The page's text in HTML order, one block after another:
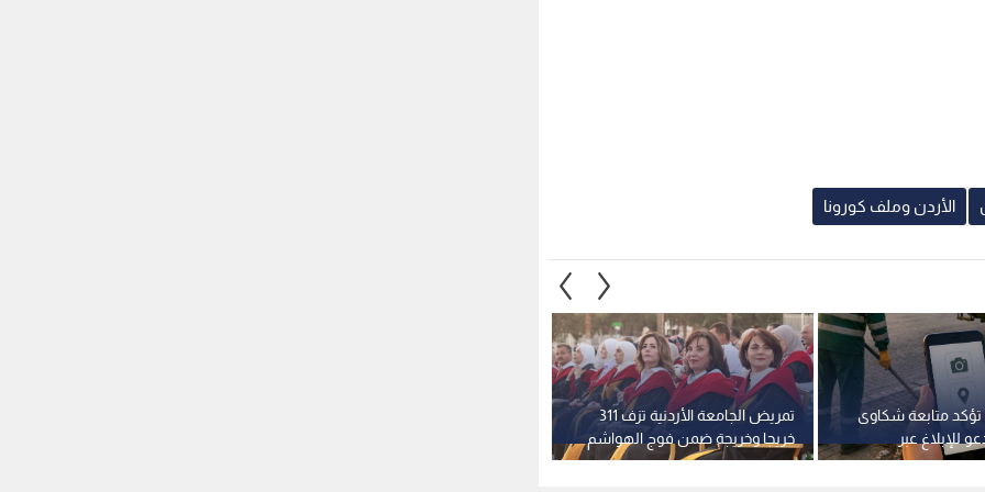
الأردن وملف كورونا
تمريض الجامعة الأردنية تزف 311
خريجا وخريجة ضمن فوج الهواشم
متابعة شكاوى
للإبلاغ عبر